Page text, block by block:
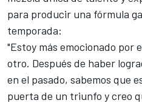
para producir una fórmula
temporada:
"Estoy más emocionado por
otro. Después de haber
en el pasado, sabemos que
puerta de un triunfo y creo